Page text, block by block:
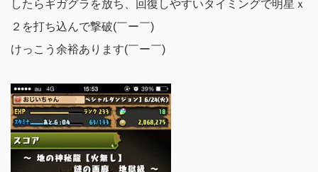
したらギガグラを放ち、回復しやすいタイミングで明星ｘ
２を打ち込んで撃破(￣ー￣)
けっこう余裕あります(￣ー￣)